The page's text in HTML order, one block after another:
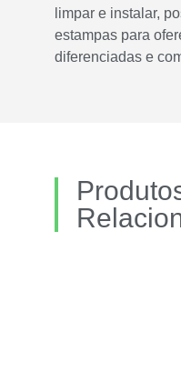
limpar e instalar,
estampas para
diferenciadas e